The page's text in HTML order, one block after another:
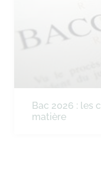
Bac 2026 : les
matière